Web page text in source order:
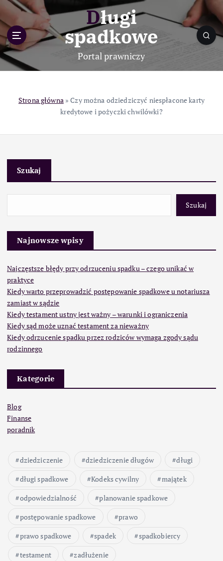
p
o
c
Długi
spadkowe
Portal prawniczy
Strona główna»Czy można odziedziczyć niespłacone karty
kredytowe i pożyczki chwilówki?
Szukaj
Szukaj
Najnowsze wpisy
Najczęstsze błędy przy odrzuceniu spadku – czego unikać w
praktyce
Kiedy warto przeprowadzić postępowanie spadkowe u notariusza
zamiast w sądzie
Kiedy testament ustny jest ważny – warunki i ograniczenia
Kiedy sąd może uznać testament za nieważny
Kiedy odrzucenie spadku przez rodziców wymaga zgody sądu
rodzinnego
Kategorie
Blog
Finanse
poradnik
dziedziczenie dziedziczenie długów
długi
długi spadkowe
Kodeks cywilny
majątek
odpowiedzialność
planowanie spadkowe
postępowanie spadkowe
prawo
prawo spadkowe
spadek
spadkobiercy
testament
zadłużenie